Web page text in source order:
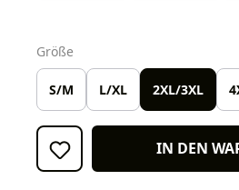
Größe
S/M L/XL 2XL/3XL
IN DEN